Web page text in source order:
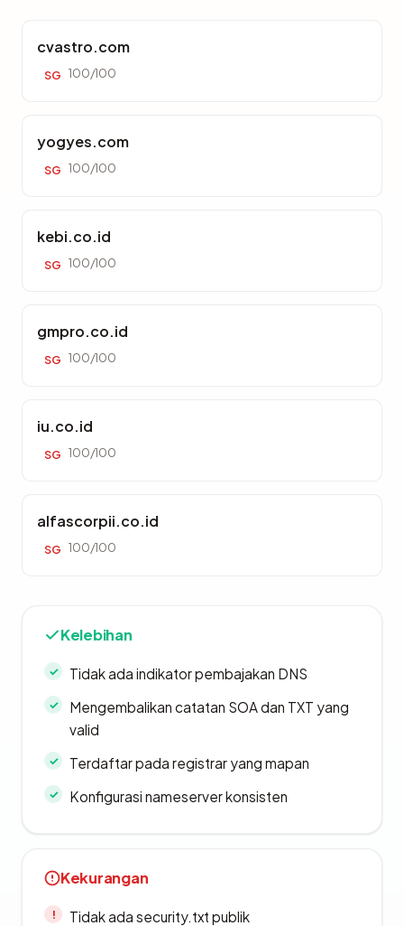
cvastro.com
SG 100/100
yogyes.com
SG 100/100
kebi.co.id
SG 100/100
gmpro.co.id
SG 100/100
iu.co.id
SG 100/100
alfascorpii.co.id
SG 100/100
Kelebihan
Tidak ada indikator pembajakan DNS
Mengembalikan catatan SOA dan TXT yang
valid
Terdaftar pada registrar yang mapan
Konfigurasi nameserver konsisten
Kekurangan
Tidak ada security.txt publik